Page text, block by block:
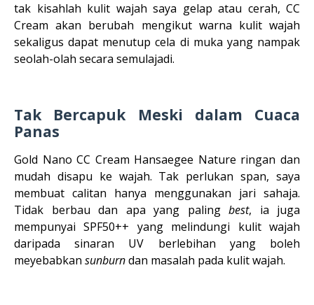
tak kisahlah kulit wajah saya gelap atau cerah, CC
Cream akan berubah mengikut warna kulit wajah
sekaligus dapat menutup cela di muka yang nampak
seolah-olah secara semulajadi.
Tak Bercapuk Meski dalam Cuaca
Panas
Gold Nano CC Cream Hansaegee Nature ringan dan
mudah disapu ke wajah. Tak perlukan span, saya
membuat calitan hanya menggunakan jari sahaja.
Tidak berbau dan apa yang paling best, ia juga
mempunyai SPF50++ yang melindungi kulit wajah
daripada sinaran UV berlebihan yang boleh
meyebabkan sunburndan masalah pada kulit wajah.